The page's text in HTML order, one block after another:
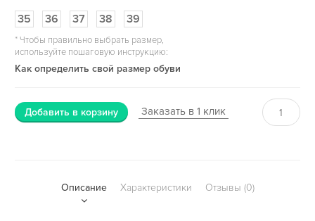
35 36 37 38 39
*Чтобы правильно выбрать размер,
используйте пошаговую инструкцию:
Как определить свой размер обуви
Добавить в корзину Заказать в 1 клик
Описание Характеристики Отзывы (0)